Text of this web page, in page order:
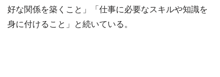
好な関係を築くこと」「仕事に必要なスキルや知識を
身に付けること」と続いている。